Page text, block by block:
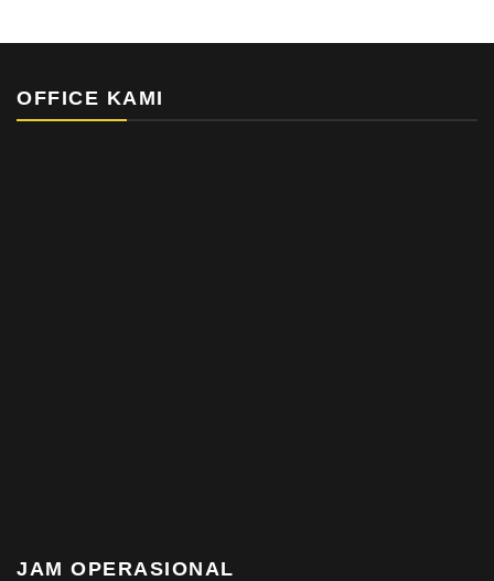
OFFICE KAMI
JAM OPERASIONAL